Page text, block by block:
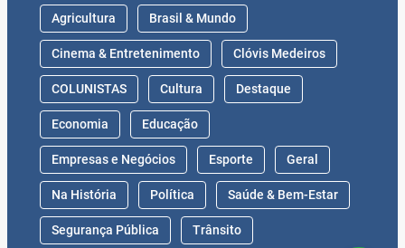
Agricultura Brasil & Mundo
Cinema & Entretenimento Clóvis Medeiros
COLUNISTAS Cultura Destaque
Economia Educação
Empresas e Negócios Esporte Geral
Na História Política Saúde & Bem-Estar
Segurança Pública Trânsito